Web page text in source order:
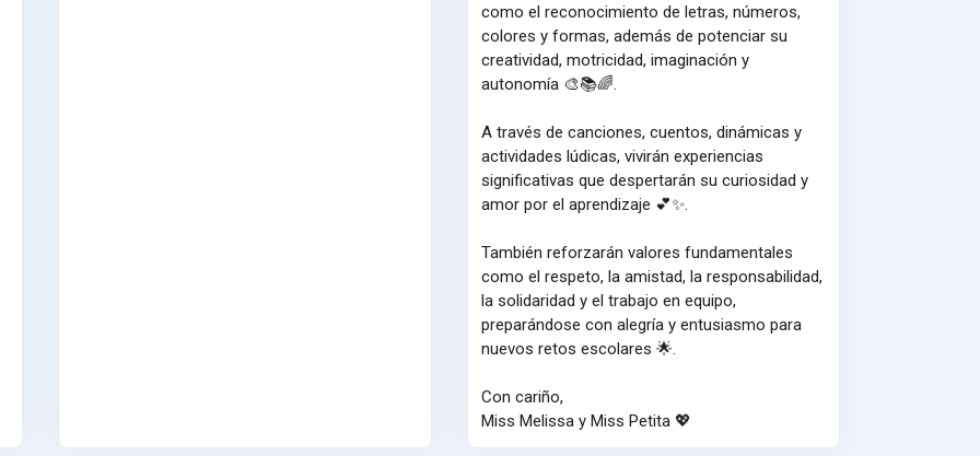
como el reconocimiento de letras, números,
colores y formas, además de potenciar su
creatividad, motricidad, imaginación y
autonomía 🎨📚🌈.
A través de canciones, cuentos, dinámicas y
actividades lúdicas, vivirán experiencias
significativas que despertarán su curiosidad y
amor por el aprendizaje 💕✨.
También reforzarán valores fundamentales
como el respeto, la amistad, la responsabilidad,
la solidaridad y el trabajo en equipo,
preparándose con alegría y entusiasmo para
nuevos retos escolares 🌟.
Con cariño,
Miss Melissa y Miss Petita 💖